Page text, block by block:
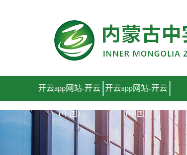
开云app网站-开云
(中国)
开云app网站-开云
(中国)